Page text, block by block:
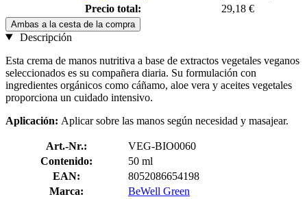
Precio total:
29,18 €
Ambas a la cesta de la compra
Descripción
Esta crema de manos nutritiva a base de extractos vegetales veganos
seleccionados es su compañera diaria. Su formulación con
ingredientes orgánicos como cáñamo, aloe vera y aceites vegetales
proporciona un cuidado intensivo.
Aplicación: Aplicar sobre las manos según necesidad y masajear.
Art.-Nr.:
VEG-BIO0060
Contenido:
50 ml
EAN:
8052086654198
Marca:
BeWell Green